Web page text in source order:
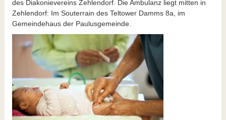
des Diakonievereins Zehlendorf. Die Ambulanz liegt mitten in
Zehlendorf: Im Souterrain des Teltower Damms 8a, im
Gemeindehaus der Paulusgemeinde.